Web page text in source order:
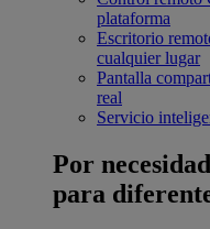
plataforma
Escritorio
cualquier lugar
Pantalla
real
Servicio
Por necesidad
para